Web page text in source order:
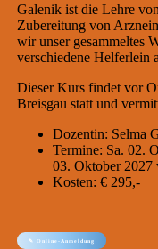
Galenik ist die Lehre
Zubereitung von
wir unser gesammeltes
verschiedene Helferlein
Dieser Kurs findet vor
Breisgau statt und
Dozentin: Selma
Termine: Sa. 02.
03. Oktober 2027
Kosten: € 295,-
✎ Online-Anmeldung